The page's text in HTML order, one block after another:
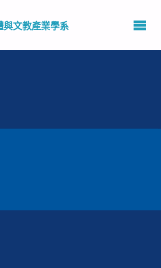
與文教產業學系